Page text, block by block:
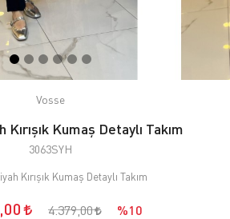
Vosse
Kırışık Kumaş Detaylı Takım
3063SYH
Kırışık Kumaş Detaylı Takım
4.379,00 %10